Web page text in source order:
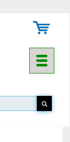
Toggle